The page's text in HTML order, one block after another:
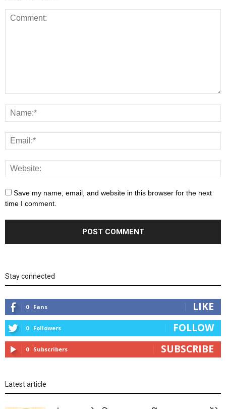
Save my name, email, and website in this browser for the next
time I comment.
Stay connected
0 Fans LIKE
0 Followers FOLLOW
0 Subscribers SUBSCRIBE
Latest article